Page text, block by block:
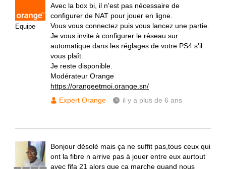
Equipe
Avec la box bi, il n'est pas nécessaire de
configurer de NAT pour jouer en ligne.
Vous vous connectez puis vous lancez une partie.
Je vous invite à configurer le réseau sur
automatique dans les réglages de votre PS4 s'il
vous plaît.
Je reste disponible.
Modérateur Orange
https://orangeetmoi.orange.sn/
Expert Orange
il y a plus de 6 ans
Bonjour dèsolé mais ça ne suffit pas,tous ceux qui
ont la fibre n arrive pas à jouer entre eux aurtout
avec fifa 21 alors que ça marche quand nous